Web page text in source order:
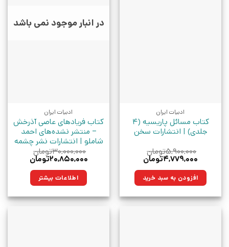
ادبیات ایران
کتاب مسائل پاریسیه (4
جلدی) | انتشارات سخن
۵,۹۰۰,۰۰۰تومان
قیمت
۵,۹۰۰,۰۰۰تومان
بود.
۴,۷۷۹,۰۰۰تومان
۴,۷۷۹,۰۰۰تومان. افزودن به سبد خرید
در انبار موجود نمی باشد
ادبیات ایران
کتاب فریادهای عاصی آذرخش
– منتشر نشده‌های احمد
شاملو | انتشارات نشر چشمه
۳۰,۰۰۰,۰۰۰تومان
قیمت
۳۰,۰۰۰,۰۰۰تومان
بود.
۲۰,۸۵۰,۰۰۰تومان
اطلاعات بیشتر